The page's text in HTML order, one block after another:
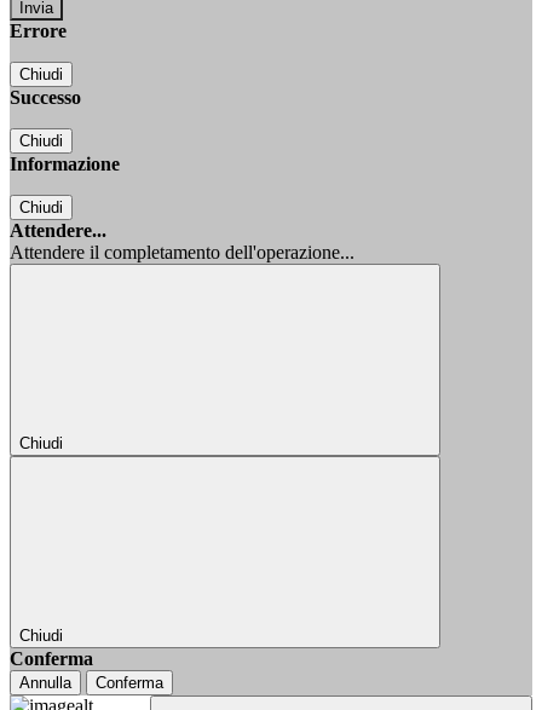
Errore
Chiudi
Successo
Chiudi
Informazione
Chiudi
Attendere...
Attendere il completamento dell'operazione...
Chiudi
Chiudi
Conferma
Annulla Conferma